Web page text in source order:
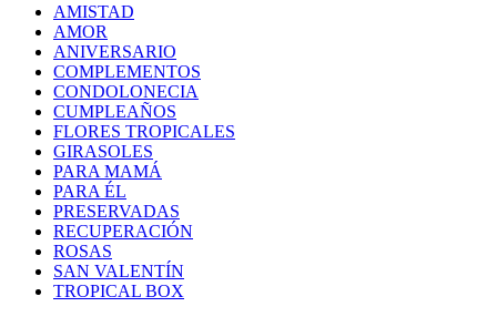
AMISTAD
AMOR
ANIVERSARIO
COMPLEMENTOS
CONDOLONECIA
CUMPLEAÑOS
FLORES TROPICALES
GIRASOLES
PARA MAMÁ
PARA ÉL
PRESERVADAS
RECUPERACIÓN
ROSAS
SAN VALENTÍN
TROPICAL BOX